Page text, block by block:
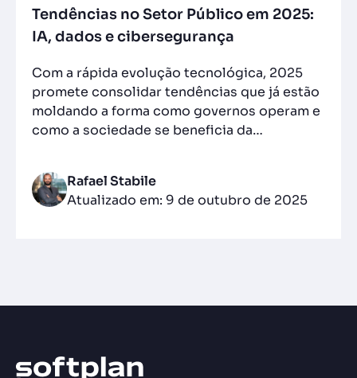
Tendências no Setor Público em 2025:
IA, dados e cibersegurança
Com a rápida evolução tecnológica, 2025
promete consolidar tendências que já estão
moldando a forma como governos operam e
como a sociedade se beneficia da…
Rafael Stabile
Atualizado em: 9 de outubro de 2025